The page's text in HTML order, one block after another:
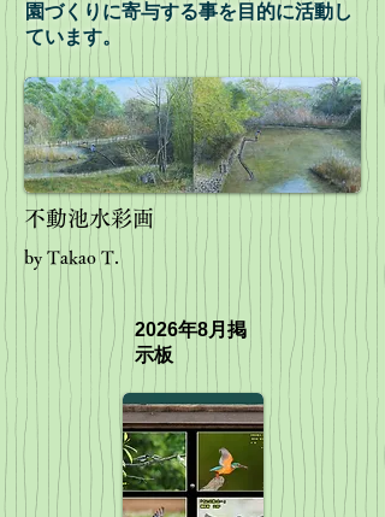
園づくりに寄与する事を目的に活動し
ています。
不動池水彩画
by Takao T.
2026年8月掲
示板